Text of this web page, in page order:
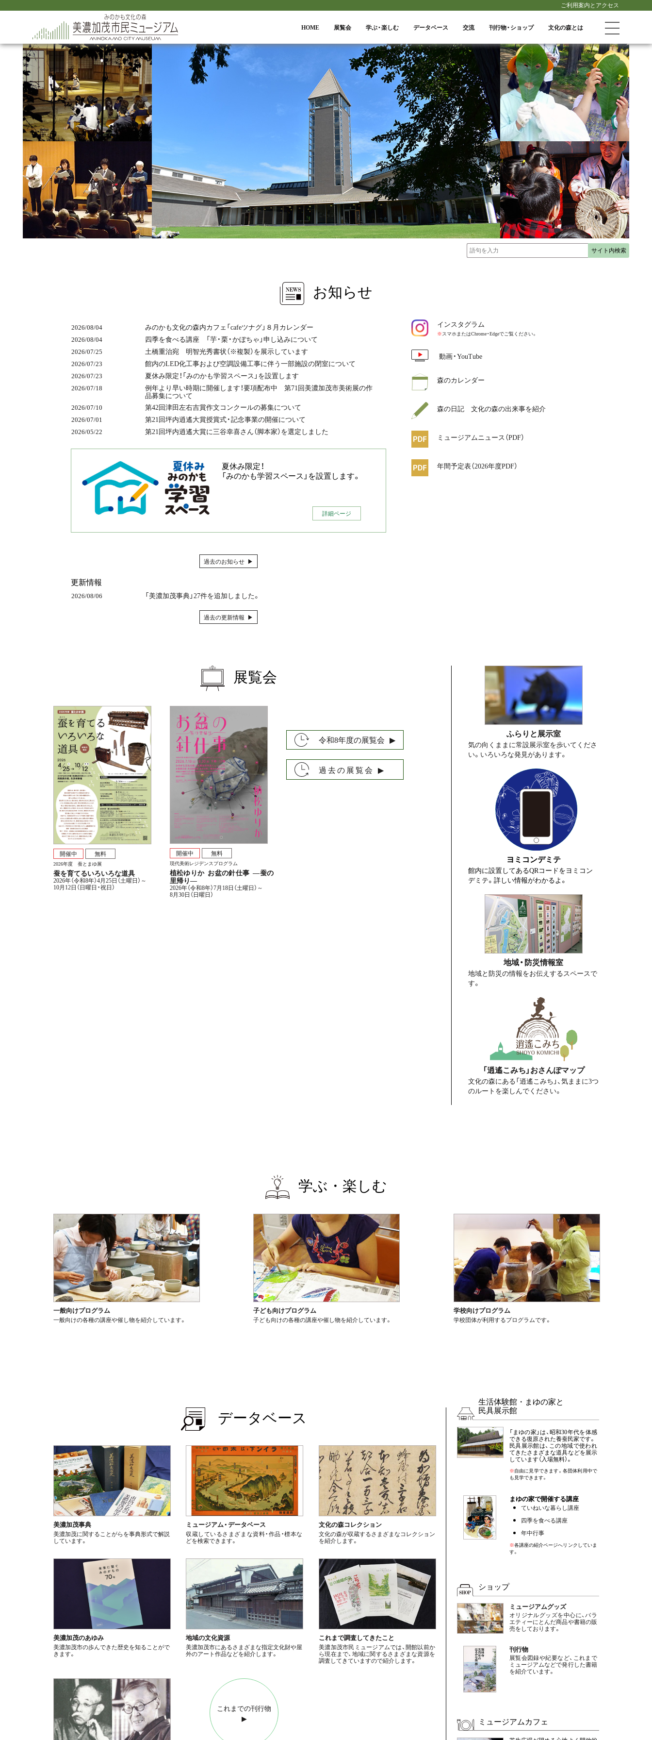
ご利用案内とアクセス
HOME 展覧会 学ぶ・楽しむ データベース 交流 刊行物・ショップ 文化の森とは
お知らせ
2026/08/04 みのかも文化の森内カフェ「cafeツナグ」８月カレンダー
2026/08/04 四季を食べる講座 「芋・栗・かぼちゃ」申し込みについて
2026/07/25 土橋重治宛 明智光秀書状（※複製）を展示しています
2026/07/23 館内のLED化工事および空調設備工事に伴う一部施設の閉室について
2026/07/23 夏休み限定！「みのかも学習スペース」を設置します
2026/07/18
例年より早い時期に開催します！要項配布中 第71回美濃加茂市美術展の作
品募集について
2026/07/10 第42回津田左右吉賞作文コンクールの募集について
2026/07/01 第21回坪内逍遙大賞授賞式・記念事業の開催について
2026/05/22 第21回坪内逍遙大賞に三谷幸喜さん（脚本家）を選定しました
夏休み限定！
「みのかも学習スペース」を設置します。
詳細ページ
過去のお知らせ ▶︎
更新情報
2026/08/06 「美濃加茂事典」27件を追加しました。
過去の更新情報 ▶︎
インスタグラム
※スマホまたはChrome・Edgeでご覧ください。
動画・YouTube
森のカレンダー
森の日記 文化の森の出来事を紹介
ミュージアムニュース（PDF）
年間予定表（2026年度PDF）
展覧会
開催中 無料
2026年度 蚕とまゆ展
蚕を育てるいろいろな道具
2026年（令和8年）4月25日（土曜日）～
10月12日（日曜日・祝日）
開催中 無料
現代美術レジデンスプログラム
植松ゆりか お盆の針仕事 ―蚕の
里帰り―
2026年（令和8年）7月18日（土曜日）～
8月30日（日曜日）
令和8年度の展覧会 ▶︎
過去の展覧会 ▶︎
ふらりと展示室
気の向くままに常設展示室を歩いてくださ
い。いろいろな発見があります。
ヨミコンデミテ
館内に設置してあるQRコードをヨミコン
デミテ。詳しい情報がわかるよ。
地域・防災情報室
地域と防災の情報をお伝えするスペースで
す。
「逍遙こみち」おさんぽマップ
文化の森にある「逍遙こみち」、気ままに3つ
のルートを楽しんでください。
学ぶ・楽しむ
一般向けプログラム
一般向けの各種の講座や催し物を紹介しています。
子ども向けプログラム
子ども向けの各種の講座や催し物を紹介しています。
学校向けプログラム
学校団体が利用するプログラムです。
データベース
美濃加茂事典
美濃加茂に関することがらを事典形式で解説
しています。
ミュージアム・データベース
収蔵しているさまざまな資料・作品・標本な
どを検索できます。
文化の森コレクション
文化の森が収蔵するさまざまなコレクション
を紹介します。
美濃加茂のあゆみ
美濃加茂市の歩んできた歴史を知ることがで
きます。
地域の文化資源
美濃加茂市にあるさまざまな指定文化財や屋
外のアート作品などを紹介します。
これまで調査してきたこと
美濃加茂市民ミュージアムでは、開館以前か
ら現在まで、地域に関するさまざまな資源を
調査してきていますので紹介します。
これまでの刊行物
▶︎
生活体験館・まゆの家と
民具展示館
「まゆの家」は、昭和30年代を体感
できる復原された養蚕民家です。
民具展示館は、この地域で使われ
てきたさまざまな道具などを展示
しています（入場無料）。
※自由に見学できます。各団体利用中で
も見学できます。
まゆの家で開催する講座
ていねいな暮らし講座
四季を食べる講座
年中行事
※各講座の紹介ページへリンクしていま
す。
ショップ
ミュージアムグッズ
オリジナルグッズを中心に、バラ
エティーにとんだ商品や書籍の販
売をしております。
刊行物
展覧会図録や紀要など、これまで
ミュージアムなどで発行した書籍
を紹介ています。
ミュージアムカフェ